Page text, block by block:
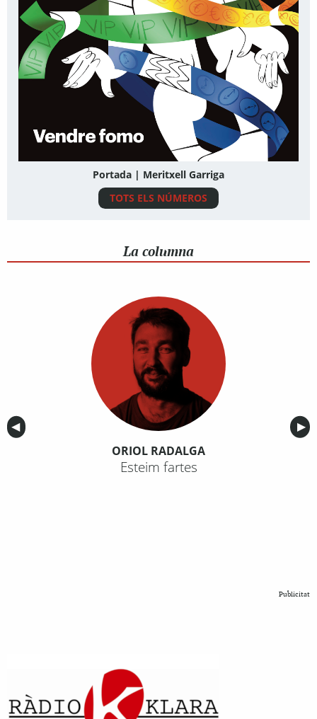
Portada | Meritxell Garriga
TOTS ELS NÚMEROS
La columna
Anterior
◀︎ ▶︎
ORIOL RADALGA
Esteim fartes
Publicitat